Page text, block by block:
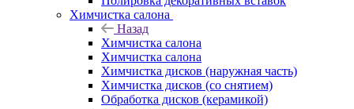
Химчистка салона
Назад
Химчистка салона
Химчистка салона
Химчистка дисков (наружная часть)
Химчистка дисков (со снятием)
Обработка дисков (керамикой)